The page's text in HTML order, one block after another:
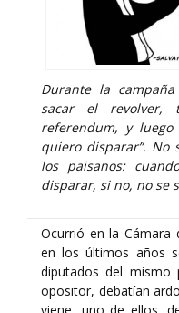
Durante la
sacar el revolver,
referendum, y luego
quiero disparar”. No
los paisanos:
disparar, si no, no se
Ocurrió en la Cámara
en los últimos años
diputados del
opositor, debatían